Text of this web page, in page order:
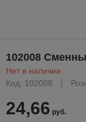
102008
Нет в наличии
Код: 102008
24,66 руб.